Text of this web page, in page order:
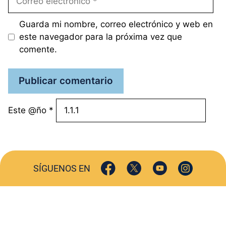
electrónico
Guarda mi nombre, correo electrónico y web en
este navegador para la próxima vez que
comente.
Este @ño *
SÍGUENOS EN